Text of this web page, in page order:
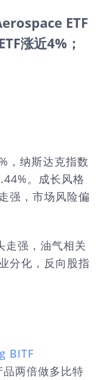
ETF
涨近4%；
，纳斯达克指数
。成长风格
强，市场风险偏
走强，油气相关
分化，反向股指
BITF
品两倍做多比特